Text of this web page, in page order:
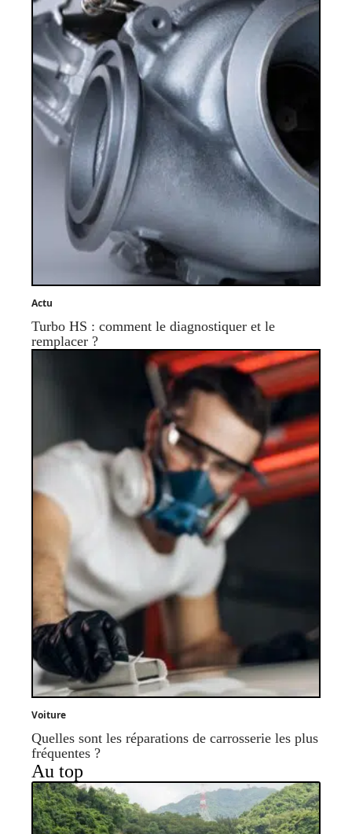
Actu
Turbo HS : comment le diagnostiquer et le
remplacer ?
Voiture
Quelles sont les réparations de carrosserie les plus
fréquentes ?
Au top